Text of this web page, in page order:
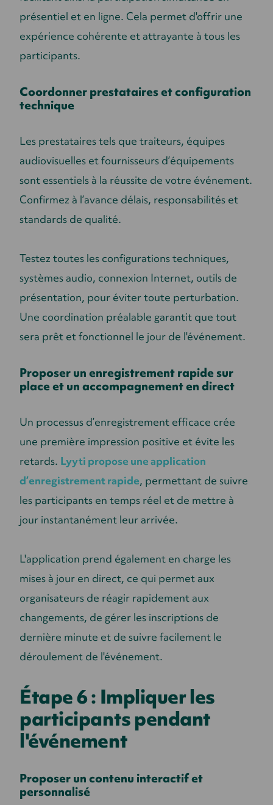
présentiel et en ligne. Cela permet d'offrir une
expérience cohérente et attrayante à tous les
participants.
Coordonner prestataires et configuration
technique
Les prestataires tels que traiteurs, équipes
audiovisuelles et fournisseurs d’équipements
sont essentiels à la réussite de votre événement.
Confirmez à l’avance délais, responsabilités et
standards de qualité.
Testez toutes les configurations techniques,
systèmes audio, connexion Internet, outils de
présentation, pour éviter toute perturbation.
Une coordination préalable garantit que tout
sera prêt et fonctionnel le jour de l'événement.
Proposer un enregistrement rapide sur
place et un accompagnement en direct
Un processus d’enregistrement efficace crée
une première impression positive et évite les
retards. Lyyti propose une application
d’enregistrement rapide, permettant de suivre
les participants en temps réel et de mettre à
jour instantanément leur arrivée.
L'application prend également en charge les
mises à jour en direct, ce qui permet aux
organisateurs de réagir rapidement aux
changements, de gérer les inscriptions de
dernière minute et de suivre facilement le
déroulement de l'événement.
Étape 6 : Impliquer les
participants pendant
l'événement
Proposer un contenu interactif et
personnalisé